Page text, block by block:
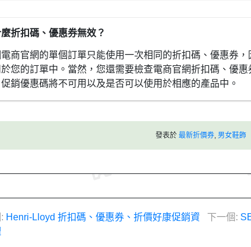
折扣碼、優惠券無效？
商官網的單個訂單只能使用一次相同的折扣碼、優惠券
您的訂單中。當然，您還需要檢查電商官網折扣碼、優
銷優惠碼將不可用以及是否可以使用於相應的產品中。
發表於 最新折價券, 男女鞋飾
Henri-Lloyd 折扣碼、優惠券、折價好康促銷資
下一個: